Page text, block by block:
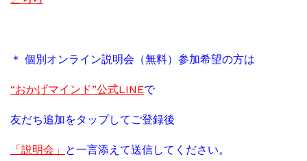
＊ 個別オンライン説明会（無料）参加希望の方は
“おかげマインド”公式LINEで
友だち追加をタップしてご登録後
「説明会」 と一言添えて送信してください。